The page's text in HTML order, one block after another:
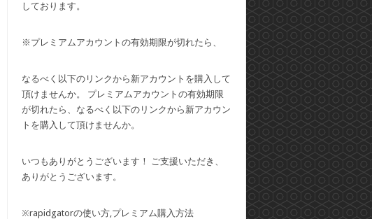
しております。
※プレミアムアカウントの有効期限が切れたら、
なるべく以下のリンクから新アカウントを購入して
頂けませんか。 プレミアムアカウントの有効期限
が切れたら、なるべく以下のリンクから新アカウン
トを購入して頂けませんか。
いつもありがとうございます！ ご支援いただき、
ありがとうございます。
※rapidgatorの使い方,プレミアム購入方法